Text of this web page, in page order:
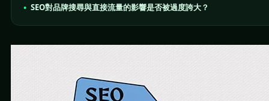
SEO對品牌搜尋與直接流量的影響是否被過度誇大？